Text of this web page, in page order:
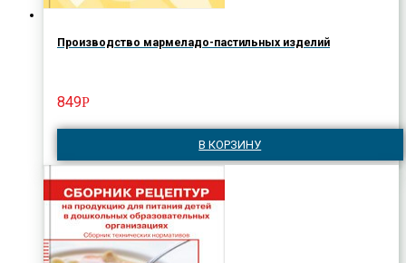
Производство мармеладо-пастильных изделий
849Р
В КОРЗИНУ